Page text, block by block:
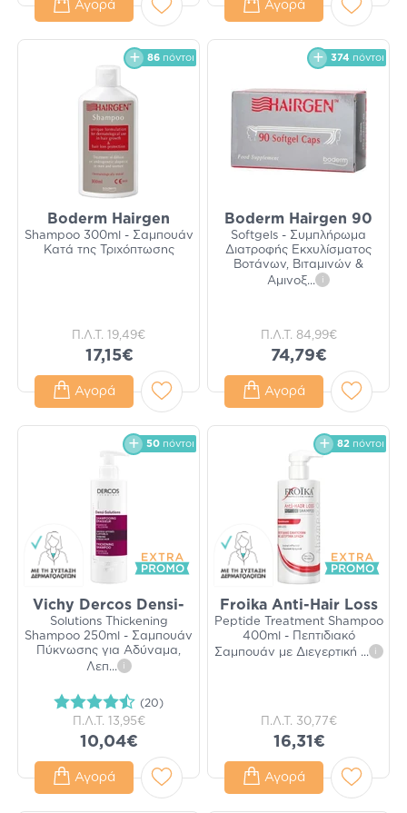
Αγορά Αγορά
86 πόντοι
Boderm Hairgen
Shampoo 300ml - Σαμπουάν
Κατά της Τριχόπτωσης
Π.Λ.Τ. 19,49€
17,15€
Αγορά
374 πόντοι
Boderm Hairgen 90
Softgels - Συμπλήρωμα
Διατροφής Εκχυλίσματος
Βοτάνων, Βιταμινών &
Αμινοξ... i
Π.Λ.Τ. 84,99€
74,79€
Αγορά
50 πόντοι
Vichy Dercos Densi-
Solutions Thickening
Shampoo 250ml - Σαμπουάν
Πύκνωσης για Αδύναμα,
Λεπ... i
(20)
Π.Λ.Τ. 13,95€
10,04€
Αγορά
82 πόντοι
Froika Anti-Hair Loss
Peptide Treatment Shampoo
400ml - Πεπτιδιακό
Σαμπουάν με Διεγερτική ... i
Π.Λ.Τ. 30,77€
16,31€
Αγορά